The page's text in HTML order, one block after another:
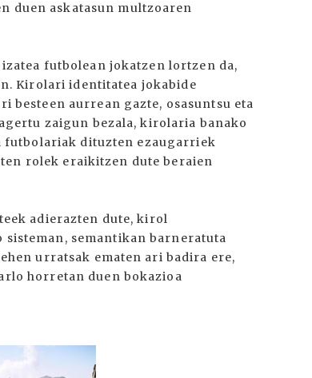
duen askatasun multzoaren
futbolean jokatzen lortzen da,
Kirolari identitatea jokabide
aurrean gazte, osasuntsu eta
zaigun bezala, kirolaria banako
futbolariak dituzten ezaugarriek
rolek eraikitzen dute beraien
adierazten dute, kirol
semantikan barneratuta
urratsak ematen ari badira ere,
horretan duen bokazioa